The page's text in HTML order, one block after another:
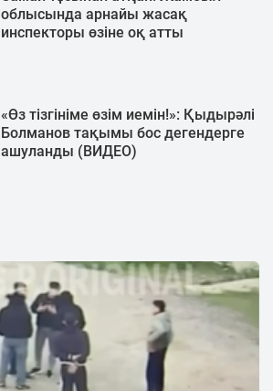
облысында арнайы жасақ
инспекторы өзіне оқ атты
«Өз тізгініме өзім иемін!»: Қыдырәлі
Болманов тақымы бос дегендерге
ашуланды (ВИДЕО)